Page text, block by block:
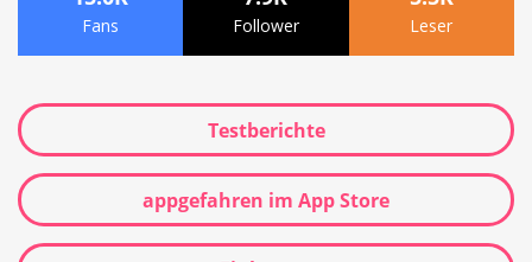
Fans Follower Leser
Testberichte
appgefahren im App Store